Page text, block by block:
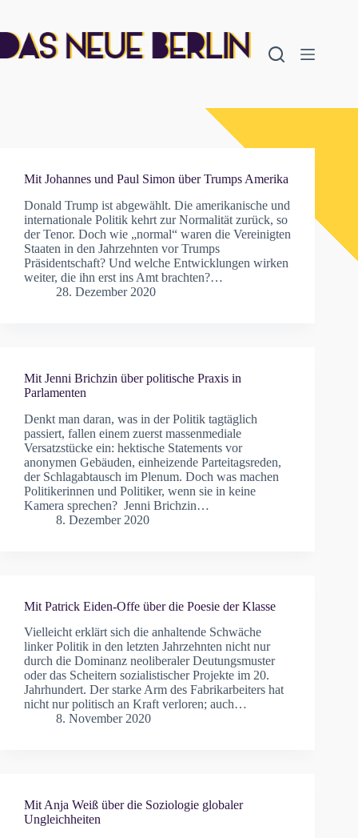
springen
Mit Johannes und Paul Simon über Trumps Amerika
Donald Trump ist abgewählt. Die amerikanische und
internationale Politik kehrt zur Normalität zurück, so
der Tenor. Doch wie „normal“ waren die Vereinigten
Staaten in den Jahrzehnten vor Trumps
Präsidentschaft? Und welche Entwicklungen wirken
weiter, die ihn erst ins Amt brachten?…
28. Dezember 2020
Mit Jenni Brichzin über politische Praxis in
Parlamenten
Denkt man daran, was in der Politik tagtäglich
passiert, fallen einem zuerst massenmediale
Versatzstücke ein: hektische Statements vor
anonymen Gebäuden, einheizende Parteitagsreden,
der Schlagabtausch im Plenum. Doch was machen
Politikerinnen und Politiker, wenn sie in keine
Kamera sprechen? Jenni Brichzin…
8. Dezember 2020
Mit Patrick Eiden-Offe über die Poesie der Klasse
Vielleicht erklärt sich die anhaltende Schwäche
linker Politik in den letzten Jahrzehnten nicht nur
durch die Dominanz neoliberaler Deutungsmuster
oder das Scheitern sozialistischer Projekte im 20.
Jahrhundert. Der starke Arm des Fabrikarbeiters hat
nicht nur politisch an Kraft verloren; auch…
8. November 2020
Mit Anja Weiß über die Soziologie globaler
Ungleichheiten